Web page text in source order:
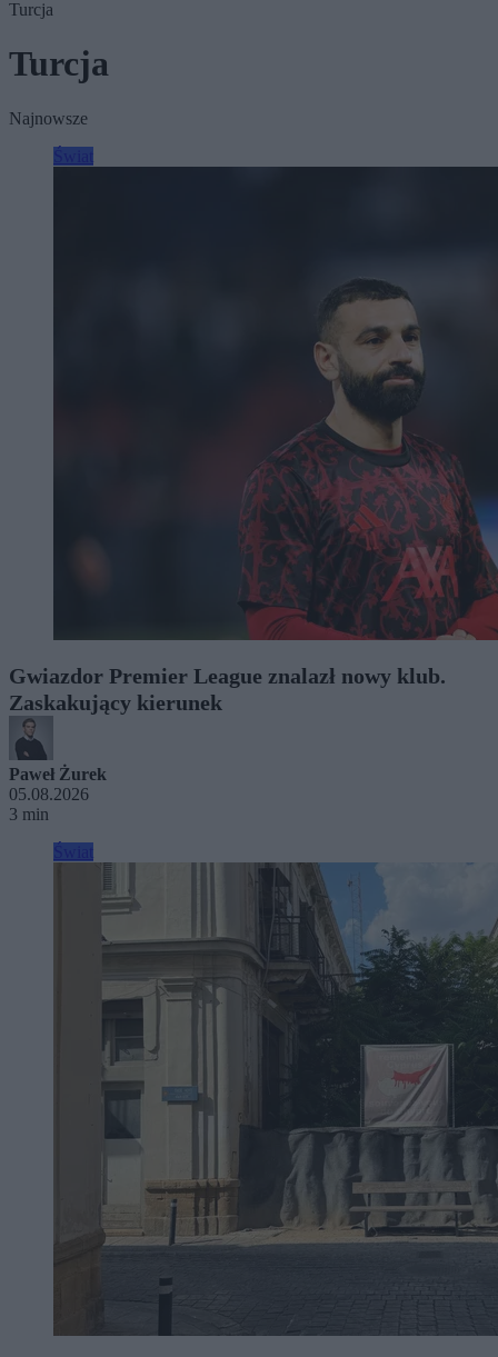
Turcja
Turcja
Najnowsze
Gwiazdor Premier League znalazł nowy klub.
Zaskakujący kierunek
Paweł Żurek
05.08.2026
3 min